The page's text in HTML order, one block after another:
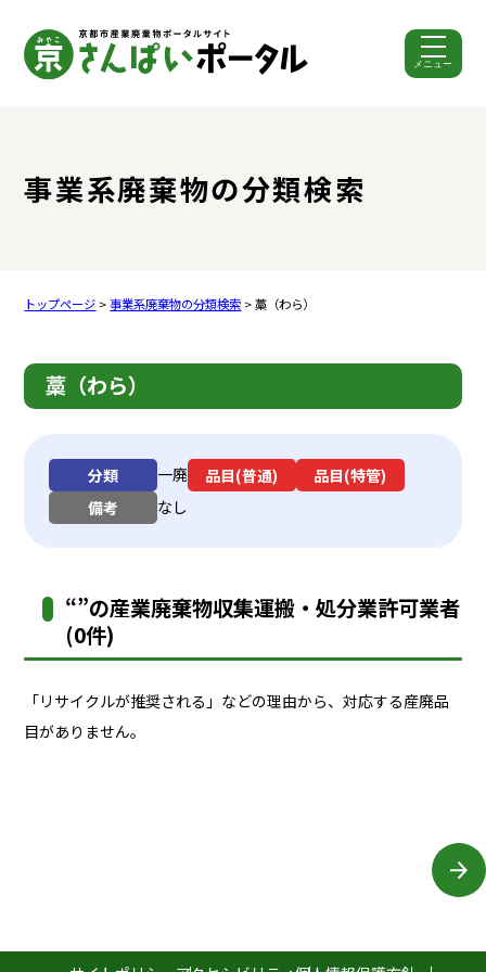
メニュー
事業系廃棄物の分類検索
トップページ >事業系廃棄物の分類検索 > 藁（わら）
藁（わら）
分類 一廃 品目(普通)
品目(特管)
備考
なし
“”の産業廃棄物収集運搬・処分業許可業者
(0件)
「リサイクルが推奨される」などの理由から、対応する産廃品
目がありません。